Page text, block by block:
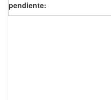
pendiente: